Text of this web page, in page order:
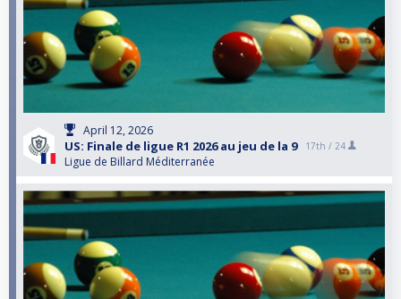
April 12, 2026
US: Finale de ligue R1 2026 au jeu de la 9
Ligue de Billard Méditerranée
17th / 24